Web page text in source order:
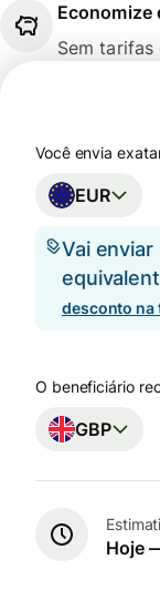
Economize
Sem
Você envia
EUR
Vai
desconto na
O beneficiário
GBP
Hoje